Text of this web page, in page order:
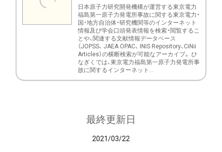
日本原子力研究開発機構が運営する東京電力
福島第一原子力発電所事故に関する東京電力・
国・地方自治体・研究機関等のインターネット
情報及び学会口頭発表情報を検索・閲覧するこ
とや、関連する文献情報データベース
（JOPSS、 JAEA OPAC、 INIS Repository、CiNii
Articles）の横断検索が可能なアーカイブ。 ひ
なぎくでは、東京電力福島第一原子力発電所事
故に関するインターネット...
最終更新日
2021/03/22